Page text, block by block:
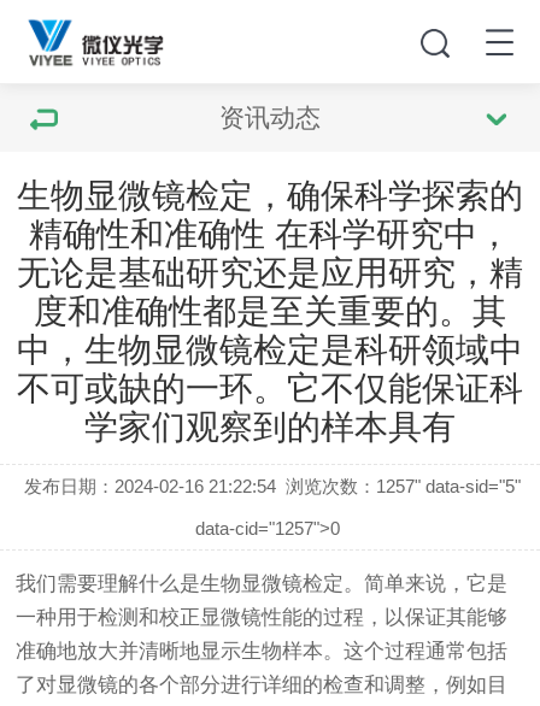
资讯动态
生物显微镜检定，确保科学探索的
精确性和准确性 在科学研究中，
无论是基础研究还是应用研究，精
度和准确性都是至关重要的。其
中，生物显微镜检定是科研领域中
不可或缺的一环。它不仅能保证科
学家们观察到的样本具有
发布日期：2024-02-16 21:22:54 浏览次数： 1257" data-sid="5"
data-cid="1257">0
我们需要理解什么是生物显微镜检定。简单来说，它是
一种用于检测和校正显微镜性能的过程，以保证其能够
准确地放大并清晰地显示生物样本。这个过程通常包括
了对显微镜的各个部分进行详细的检查和调整，例如目